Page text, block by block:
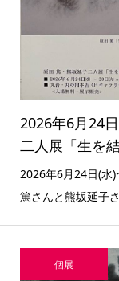
2026年6月24
二人展「生を
2026年6月24日(水
篤さんと熊坂延子
個展